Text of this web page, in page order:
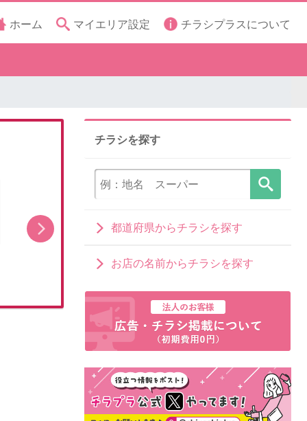
ホーム マイエリア設定 チラシプラスについて
キッズランド夏休みサマーセール!1
チラシを探す
都道府県からチラシを探す
お店の名前からチラシを探す